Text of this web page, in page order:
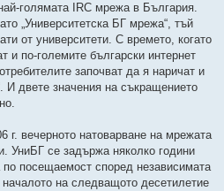
голямата IRC мрежа в България.
„Университетска БГ мрежа“, тъй
от университети. С времето, когато
и по-големите български интернет
започват да я наричат и
И двете значения на съкращението
г. вечерното натоварване на мрежата
УниБГ се задържа няколко години
посещаемост според независимата
на следващото десетилетие